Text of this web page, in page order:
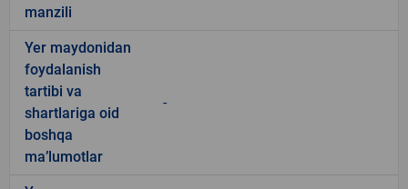
manzili
Yer maydonidan
foydalanish
tartibi va
shartlariga oid
boshqa
ma’lumotlar
-